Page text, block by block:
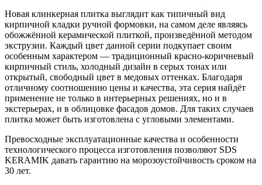
Новая клинкерная плитка выглядит как типичный вид
кирпичной кладки ручной формовки, на самом деле являясь
обожжённой керамической плиткой, произведённой методом
экструзии. Каждый цвет данной серии подкупает своим
особенным характером — традиционный красно-коричневый
кирпичный стиль, холодный дизайн в серых тонах или
открытый, свободный цвет в медовых оттенках. Благодаря
отличному соотношению цены и качества, эта серия найдёт
применение не только в интерьерных решениях, но и в
экстерьерах, и в облицовке фасадов домов. Для таких случаев
плитка может быть изготовлена с угловыми элементами.
Превосходные эксплуатационные качества и особенности
технологического процесса изготовления позволяют SDS
KERAMIK давать гарантию на морозоустойчивость сроком на
30 лет.